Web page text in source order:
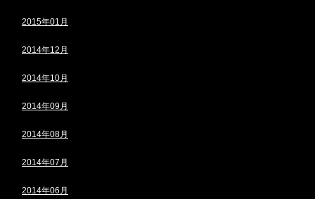
2015年01月
2014年12月
2014年10月
2014年09月
2014年08月
2014年07月
2014年06月